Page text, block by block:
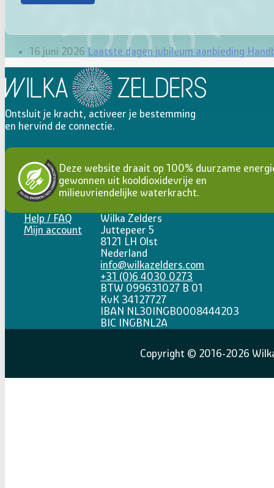
16 juni 2026 Laatste dagen jubileum aanbieding
Ontsluit je kracht, activeer je bestemming
en hervind de connectie.
Deze website draait op 100% duurzame
gewonnen uit kooldioxidevrije en
milieuvriendelijke waterkracht.
Help / FAQ
Mijn account
Wilka Zelders
Juttepeer 5
8121 LH Olst
Nederland
info@wilkazelders.com
+31 (0)6 4030 0273
BTW 099631027 B 01
KvK 34127727
IBAN NL30INGB0008444203
BIC INGBNL2A
Copyright © 2016-2026